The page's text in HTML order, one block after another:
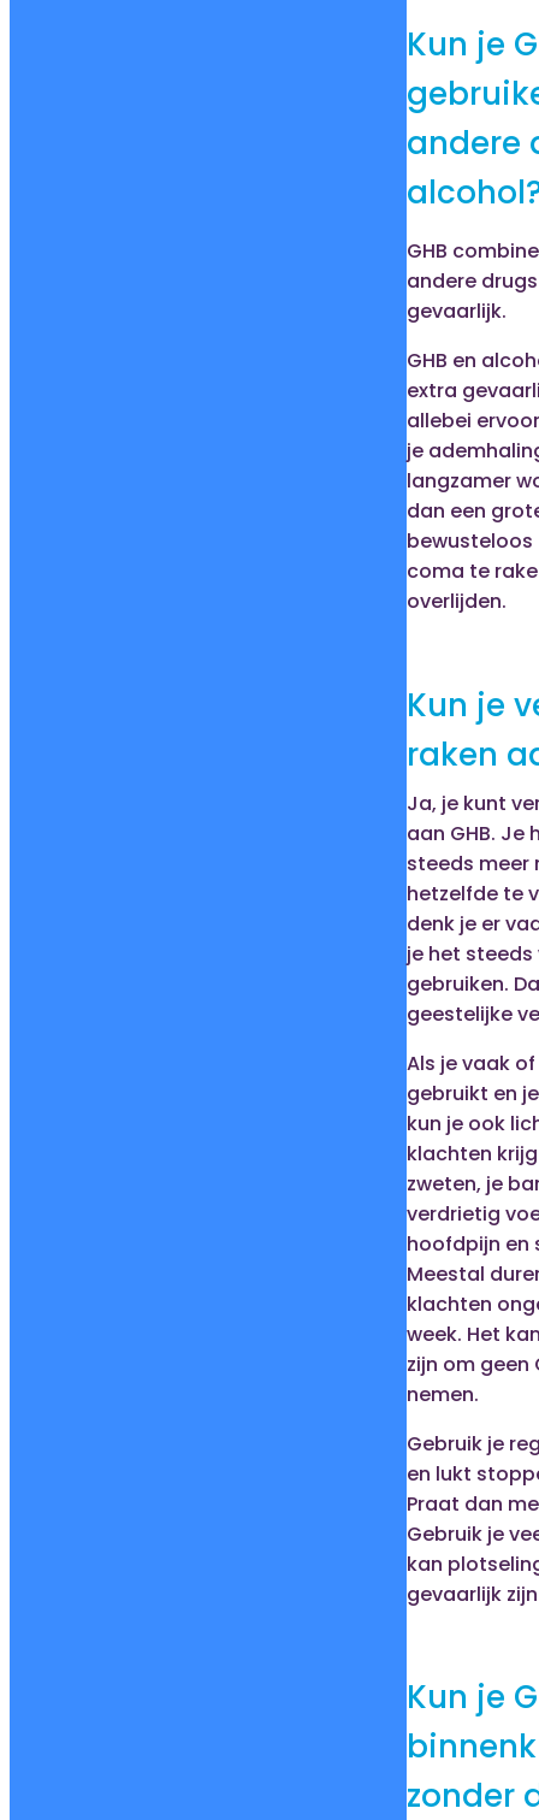
Kun je
andere
GHB
andere
gevaarlijk.
GHB en
extra
allebei
je
langzamer
dan een
bewusteloos
coma te
overlijden.
Kun je
raken
Ja, je kunt
aan GHB. Je
steeds meer
hetzelfde te
denk je er
je het steeds
gebruiken.
geestelijke
Als je vaak of
gebruikt en
kun je ook
klachten
zweten, je
verdrietig
hoofdpijn en
Meestal
klachten
week. Het
zijn om geen
nemen.
Gebruik je
en lukt
Praat dan
Gebruik je
kan
gevaarlijk
Kun je
zonder